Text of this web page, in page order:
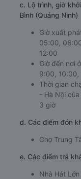
c. Lộ trình, giờ
Bình (Quảng Ninh)
Giờ xuất
05:00,
12:00
Giờ đến nơi
9:00, 10:00,
Thời gian
- Hà Nội
3 giờ
d. Các điểm đón
Chợ Trung
e. Các điểm trả
Nhà Hát